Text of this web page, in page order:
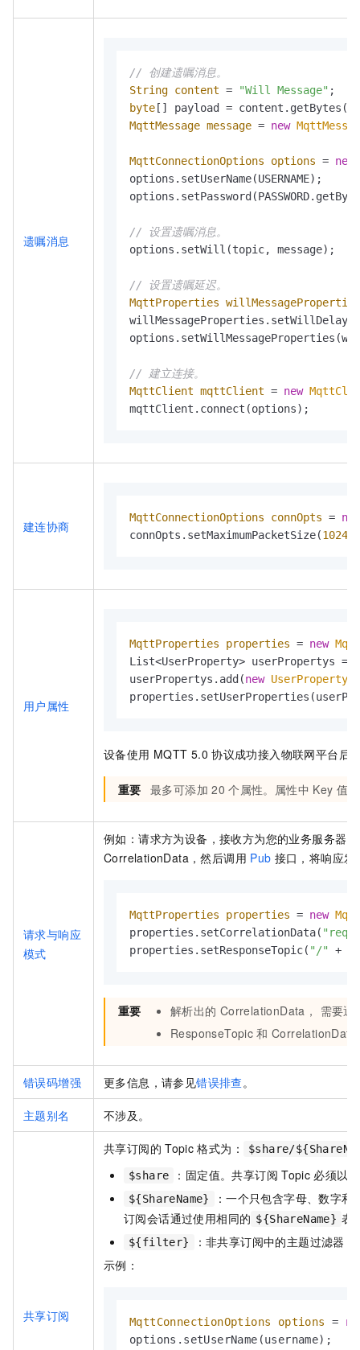
遗嘱消息
// 创建遗嘱消息。
String content = "Will Message"
byte
MqttMessage message = new
MqttConnectionOptions options = new
options.setUserName(USERNAME);
// 设置遗嘱消息。
options.setWill(topic, message);
// 设置遗嘱延迟。
MqttProperties willMessageProperties
// 建立连接。
MqttClient mqttClient = new
mqttClient.connect(options);
建连协商
MqttConnectionOptions connOpts = new
connOpts.setMaximumPacketSize(1024L
用户属性
MqttProperties properties = new
List<UserProperty> userPropertys =
userPropertys.add(new UserProperty
设备使用 MQTT 5.0 协议成功接入物联网平台后
重要 最多可添加 20 个属性。属性中 Key 值
请求与响应
模式
例如：请求方为设备，接收方为您的业务服务器
CorrelationData，然后调用 Pub 接口，将响应发
MqttProperties properties = new
properties.setCorrelationData(
properties.setResponseTopic( "/" +
重要 解析出的 CorrelationData， 需要通
ResponseTopic 和 CorrelationData
错误码增强 更多信息，请参见错误排查。
主题别名 不涉及。
共享订阅
共享订阅的 Topic 格式为： $share/
$share ：固定值。共享订阅 Topic 必须以
${ShareName}
：一个只包含字母、数字
订阅会话通过使用相同的 ${ShareName} 表
${filter}
：非共享订阅中的主题过滤器
示例：
MqttConnectionOptions options =
options.setUserName(username);